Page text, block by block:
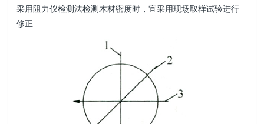
采用阻力仪检测法检测木材密度时，宜采用现场取样试验进行
修正